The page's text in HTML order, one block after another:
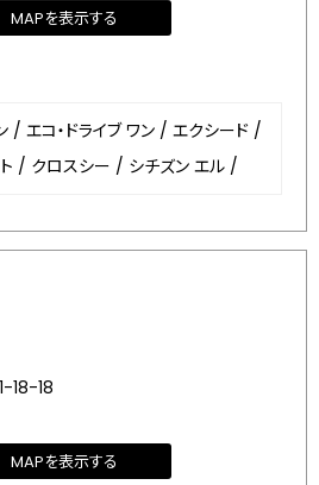
MAPを表示する
/ エコ・ドライブ ワン / エクシード /
/ クロスシー / シチズン エル /
18-18
MAPを表示する